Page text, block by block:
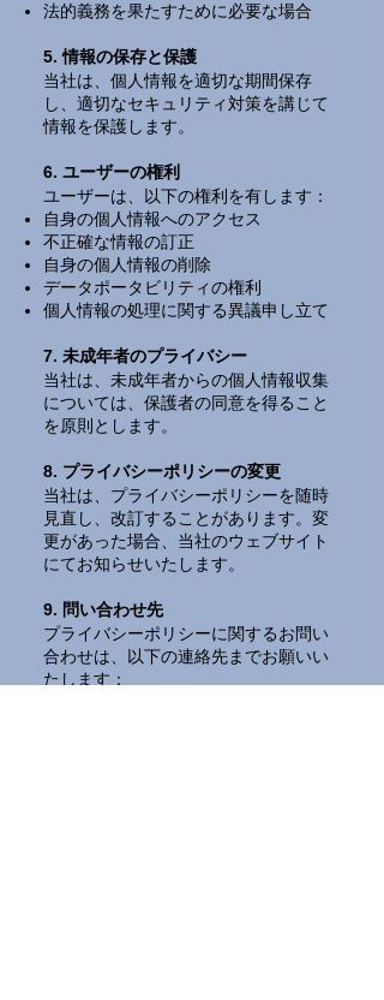
法的義務を果たすために必要な場合
5. 情報の保存と保護
当社は、個人情報を適切な期間保存
し、適切なセキュリティ対策を講じて
情報を保護します。
6. ユーザーの権利
ユーザーは、以下の権利を有します：
自身の個人情報へのアクセス
不正確な情報の訂正
自身の個人情報の削除
データポータビリティの権利
個人情報の処理に関する異議申し立て
7. 未成年者のプライバシー
当社は、未成年者からの個人情報収集
については、保護者の同意を得ること
を原則とします。
8. プライバシーポリシーの変更
当社は、プライバシーポリシーを随時
見直し、改訂することがあります。変
更があった場合、当社のウェブサイト
にてお知らせいたします。
9. 問い合わせ先
プライバシーポリシーに関するお問い
合わせは、以下の連絡先までお願いい
たします：